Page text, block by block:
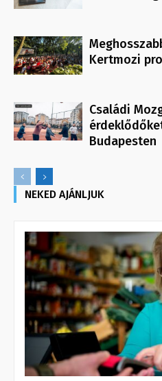
Kertmozi
Családi
Budapesten
NEKED AJÁNLJUK